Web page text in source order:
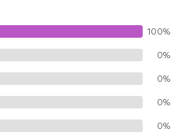
100%
0%
0%
0%
0%